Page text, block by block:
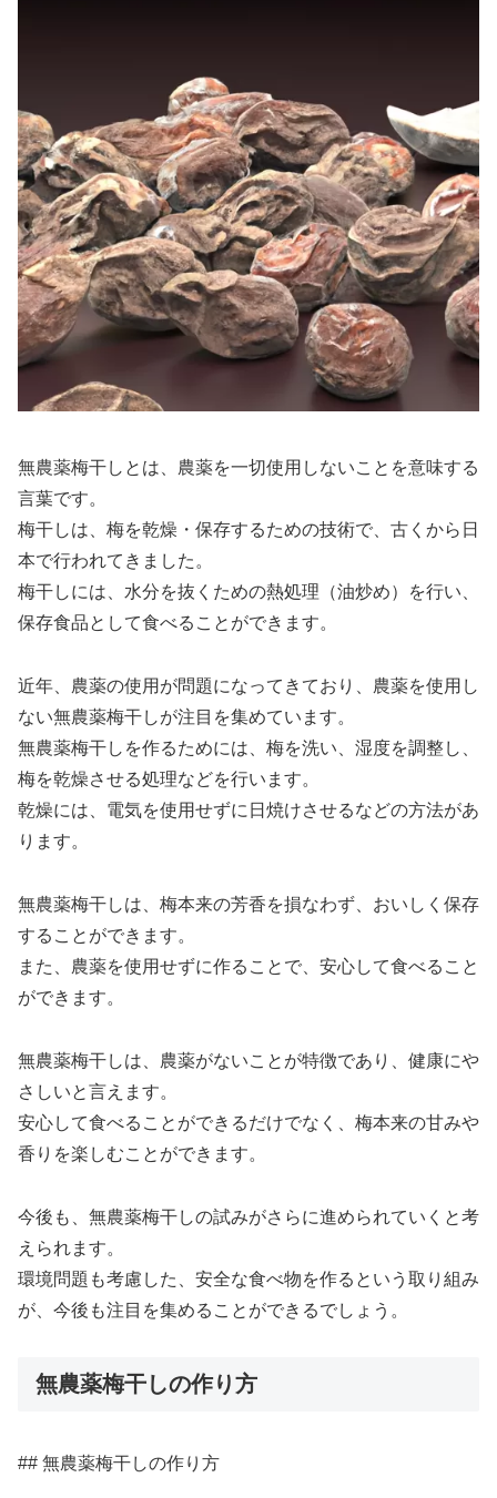
無農薬梅干しとは、農薬を一切使用しないことを意味する
言葉です。
梅干しは、梅を乾燥・保存するための技術で、古くから日
本で行われてきました。
梅干しには、水分を抜くための熱処理（油炒め）を行い、
保存食品として食べることができます。
近年、農薬の使用が問題になってきており、農薬を使用し
ない無農薬梅干しが注目を集めています。
無農薬梅干しを作るためには、梅を洗い、湿度を調整し、
梅を乾燥させる処理などを行います。
乾燥には、電気を使用せずに日焼けさせるなどの方法があ
ります。
無農薬梅干しは、梅本来の芳香を損なわず、おいしく保存
することができます。
また、農薬を使用せずに作ることで、安心して食べること
ができます。
無農薬梅干しは、農薬がないことが特徴であり、健康にや
さしいと言えます。
安心して食べることができるだけでなく、梅本来の甘みや
香りを楽しむことができます。
今後も、無農薬梅干しの試みがさらに進められていくと考
えられます。
環境問題も考慮した、安全な食べ物を作るという取り組み
が、今後も注目を集めることができるでしょう。
無農薬梅干しの作り方
## 無農薬梅干しの作り方